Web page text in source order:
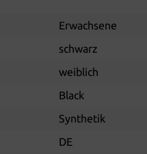
Erwachsene
schwarz
weiblich
Black
Synthetik
DE